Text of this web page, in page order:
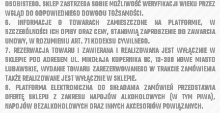
OSOBISTEGO. SKLEP ZASTRZEGA SOBIE MOŻLIWOŚĆ WERYFIKACJI WIEKU PRZEZ
WGLĄD DO ODPOWIEDNIEGO DOWODU TOŻSAMOŚCI.
6. INFORMACJE O TOWARACH ZAMIESZCZONE NA PLATFORMIE, W
SZCZEGÓLNOŚCI ICH OPISY ORAZ CENY, STANOWIĄ ZAPROSZENIE DO ZAWARCIA
UMOWY, W ROZUMIENIU ART. 71 KODEKSU CYWILNEGO.
7. REZERWACJA TOWARU I ZAWIERANA I REALIZOWANA JEST WYŁĄCZNIE W
SKLEPIE POD ADRESEM UL. MIKOŁAJA KOPERNIKA 9C, 13-300 NOWE MIASTO
LUBAWSKIE, WYDANIE TOWARU ZAREZERWOWANEGO W TRAKCIE ZAMÓWIENIA
TAKŻE REALIZOWANE JEST WYŁĄCZNIE W SKLEPIE.
8. PLATFORMA ELEKTRONICZNA DO SKŁADANIA ZAMÓWIEŃ PRZEDSTAWIA
OFERTĘ SKLEPU Z ZAKRESU NAPOJÓW ALKOHOLOWYCH (W TYM PIWA),
NAPOJÓW BEZALKOHOLOWYCH ORAZ INNYCH AKCESORIÓW POWIĄZANYCH.